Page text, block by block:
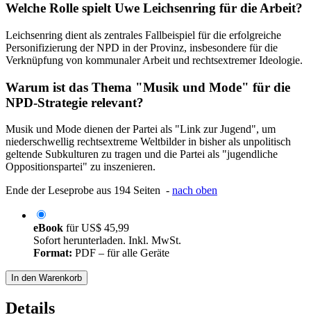
Welche Rolle spielt Uwe Leichsenring für die Arbeit?
Leichsenring dient als zentrales Fallbeispiel für die erfolgreiche
Personifizierung der NPD in der Provinz, insbesondere für die
Verknüpfung von kommunaler Arbeit und rechtsextremer Ideologie.
Warum ist das Thema "Musik und Mode" für die
NPD-Strategie relevant?
Musik und Mode dienen der Partei als "Link zur Jugend", um
niederschwellig rechtsextreme Weltbilder in bisher als unpolitisch
geltende Subkulturen zu tragen und die Partei als "jugendliche
Oppositionspartei" zu inszenieren.
Ende der Leseprobe aus 194 Seiten - nach oben
eBook fürUS$ 45,99
Sofort herunterladen. Inkl. MwSt.
Format: PDF – für alle Geräte
In den Warenkorb
Details